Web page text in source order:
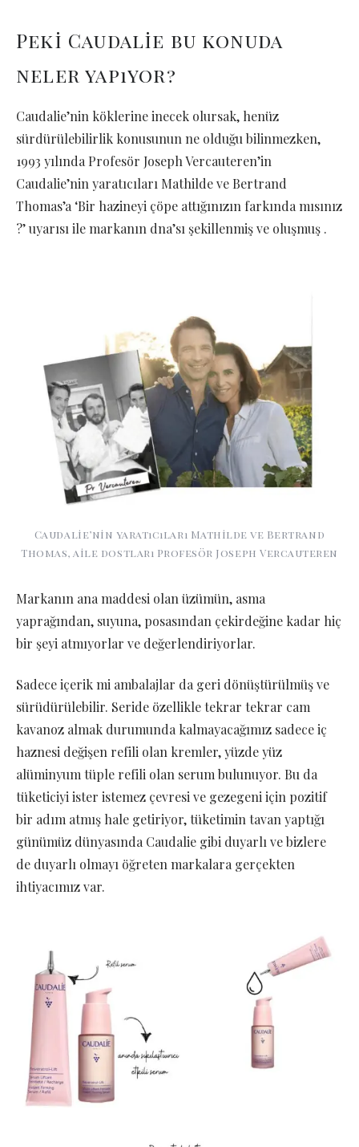
Peki Caudalie bu konuda
neler yapıyor?
Caudalie’nin köklerine inecek olursak, henüz
sürdürülebilirlik konusunun ne olduğu bilinmezken,
1993 yılında Profesör Joseph Vercauteren’in
Caudalie’nin yaratıcıları Mathilde ve Bertrand
Thomas’a ‘Bir hazineyi çöpe attığınızın farkında mısınız
?’ uyarısı ile markanın dna’sı şekillenmiş ve oluşmuş .
Caudalie’nin yaratıcıları Mathilde ve Bertrand
Thomas, aile dostları Profesör Joseph Vercauteren
Markanın ana maddesi olan üzümün, asma
yaprağından, suyuna, posasından çekirdeğine kadar hiç
bir şeyi atmıyorlar ve değerlendiriyorlar.
Sadece içerik mi ambalajlar da geri dönüştürülmüş ve
sürüdürülebilir. Seride özellikle tekrar tekrar cam
kavanoz almak durumunda kalmayacağımız sadece iç
haznesi değişen refili olan kremler, yüzde yüz
alüminyum tüple refili olan serum bulunuyor. Bu da
tüketiciyi ister istemez çevresi ve gezegeni için pozitif
bir adım atmış hale getiriyor, tüketimin tavan yaptığı
günümüz dünyasında Caudalie gibi duyarlı ve bizlere
de duyarlı olmayı öğreten markalara gerçekten
ihtiyacımız var.